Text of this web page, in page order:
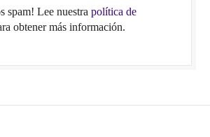
spam! Lee nuestra política de
obtener más información.